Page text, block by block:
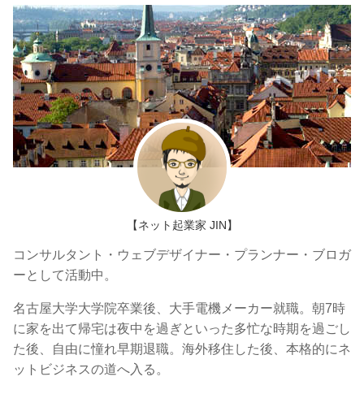
【ネット起業家 JIN】
コンサルタント・ウェブデザイナー・プランナー・ブロガ
ーとして活動中。
名古屋大学大学院卒業後、大手電機メーカー就職。朝7時
に家を出て帰宅は夜中を過ぎといった多忙な時期を過ごし
た後、自由に憧れ早期退職。海外移住した後、本格的にネ
ットビジネスの道へ入る。